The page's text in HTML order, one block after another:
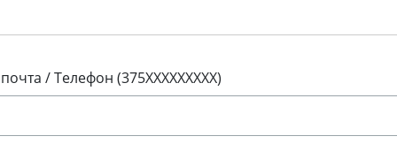
/ Телефон (375XXXXXXXXX)